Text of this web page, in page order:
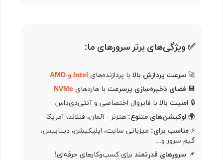
✅ ویژگی‌های برتر سرورهای ما:
🚀 سرعت پردازش بالا با پردازنده‌های Intel و AMD
💾 فضای ذخیره‌سازی پرسرعت با هاردهای NVMe
🔒 امنیت بالا با فایروال اختصاصی و آنتی‌دی‌داس
🌍 لوکیشن‌های متنوع: هتزنر - آلمان، فنلاند، آمریکا
⚡️ مناسب برای: میزبانی سایت، اپلیکیشن، دیتابیس،
گیم سرور و...
📌 سرورهای قدرتمند برای کسب‌وکارهای حرفه‌ای!